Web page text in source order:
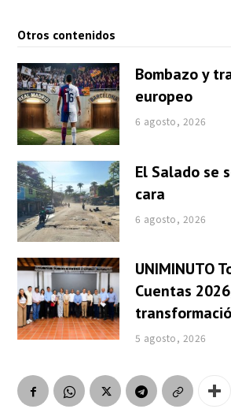
Otros contenidos
Bombazo y
europeo
6 agosto, 2026
El Salado se
cara
6 agosto, 2026
UNIMINUTO
Cuentas
5 agosto, 2026